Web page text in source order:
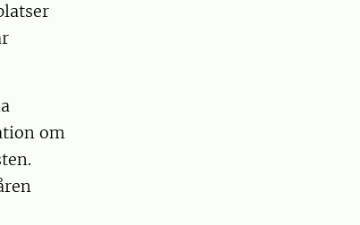
om